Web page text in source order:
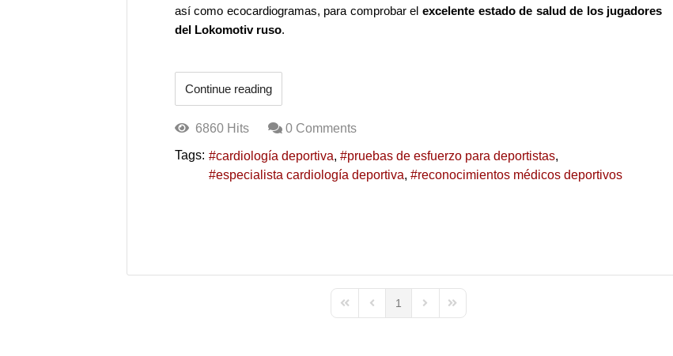
así como ecocardiogramas, para comprobar el excelente estado de salud de los jugadores
del Lokomotiv ruso.
Continue reading
6860 Hits
0 Comments
Tags:
cardiología deportiva
pruebas de esfuerzo para deportistas
especialista cardiología deportiva
reconocimientos médicos deportivos
First PagePrevious Page
1
Next PageLast Page